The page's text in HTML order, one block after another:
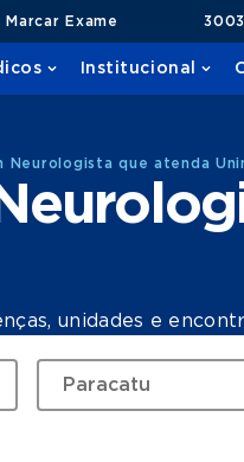
Marcar Exame
Institucional
Neurologista que atenda
unidades e